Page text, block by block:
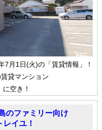
7月1日(火)の「賃貸情報」！
貸マンション
に空き！
のファミリー向け
イユ！